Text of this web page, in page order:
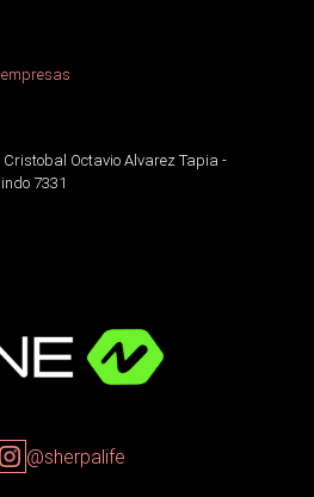
Cristobal Octavio Alvarez Tapia -
7331
@sherpalife